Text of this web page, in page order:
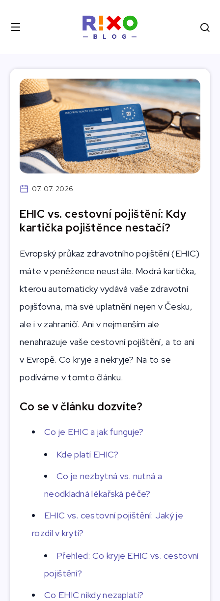
07. 07. 2026
EHIC vs. cestovní pojištění: Kdy
kartička pojištěnce nestačí?
Evropský průkaz zdravotního pojištění (EHIC)
máte v peněžence neustále. Modrá kartička,
kterou automaticky vydává vaše zdravotní
pojišťovna, má své uplatnění nejen v Česku,
ale i v zahraničí. Ani v nejmenším ale
nenahrazuje vaše cestovní pojištění, a to ani
v Evropě. Co kryje a nekryje? Na to se
podíváme v tomto článku.
Co se v článku dozvíte?
Co je EHIC a jak funguje?
Kde platí EHIC?
Co je nezbytná vs. nutná a
neodkladná lékařská péče?
EHIC vs. cestovní pojištění: Jaký je
rozdíl v krytí?
Přehled: Co kryje EHIC vs. cestovní
pojištění?
Co EHIC nikdy nezaplatí?